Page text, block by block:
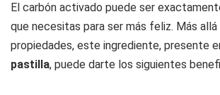
El carbón activado puede ser
que necesitas para ser más feliz. Más
propiedades, este ingrediente, presente
pastilla, puede darte los siguientes